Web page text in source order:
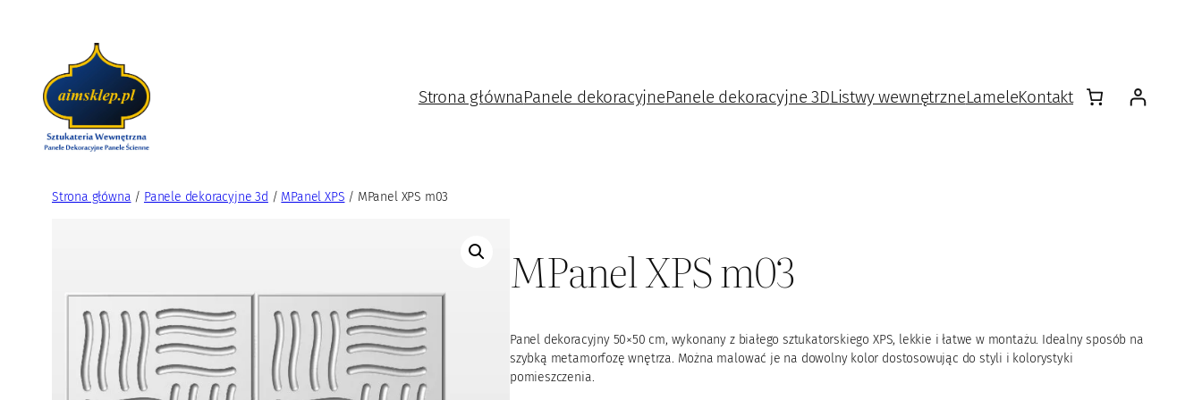
Strona głównaPanele dekoracyjnePanele dekoracyjne 3DListwy wewnętrzneLameleKontakt
Strona główna / Panele dekoracyjne 3d / MPanel XPS / MPanel XPS m03
MPanel XPS m03
Panel dekoracyjny 50×50 cm, wykonany z białego sztukatorskiego XPS, lekkie i łatwe w montażu. Idealny sposób na
szybką metamorfozę wnętrza. Można malować je na dowolny kolor dostosowując do styli i kolorystyki
pomieszczenia.